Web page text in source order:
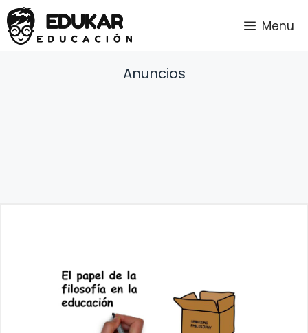
Saltar
al
contenido
Menu
Anuncios